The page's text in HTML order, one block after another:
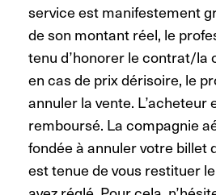
service est manifestement
de son montant réel, le
tenu d’honorer le contrat/la
en cas de prix dérisoire, le
annuler la vente. L’acheteur
remboursé. La compagnie
fondée à annuler votre billet
est tenue de vous restituer